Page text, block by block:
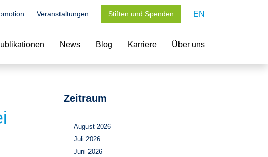
Veranstaltungen Stiften und Spenden EN
News Blog Karriere Über uns
Zeitraum
August 2026
Juli 2026
Juni 2026